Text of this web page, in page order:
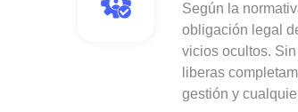
Según la
obligación legal
vicios ocultos.
liberas
gestión y